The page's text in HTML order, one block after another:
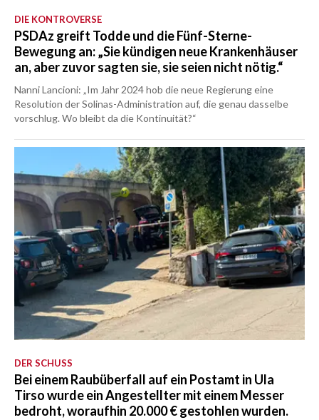
DIE KONTROVERSE
PSDAz greift Todde und die Fünf-Sterne-
Bewegung an: „Sie kündigen neue Krankenhäuser
an, aber zuvor sagten sie, sie seien nicht nötig.“
Nanni Lancioni: „Im Jahr 2024 hob die neue Regierung eine
Resolution der Solinas-Administration auf, die genau dasselbe
vorschlug. Wo bleibt da die Kontinuität?“
DER SCHUSS
Bei einem Raubüberfall auf ein Postamt in Ula
Tirso wurde ein Angestellter mit einem Messer
bedroht, woraufhin 20.000 € gestohlen wurden.